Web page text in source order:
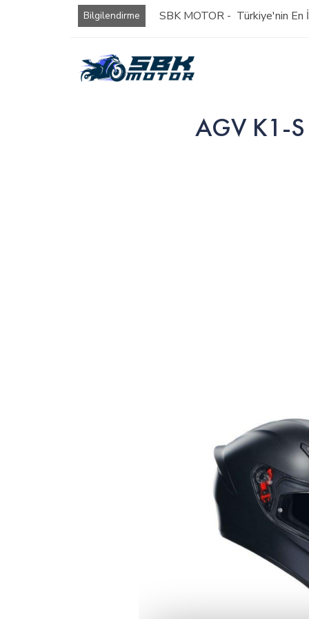
Bilgilendirme SBK MOTOR - Türkiye'nin
AGV K1-S